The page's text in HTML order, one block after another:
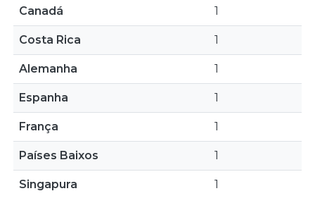
Canadá 1
Costa Rica 1
Alemanha 1
Espanha 1
França 1
Países Baixos 1
Singapura 1